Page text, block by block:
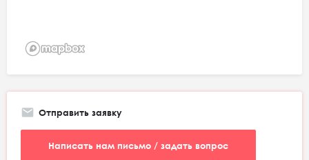
Отправить заявку
Написать нам письмо / задать вопрос